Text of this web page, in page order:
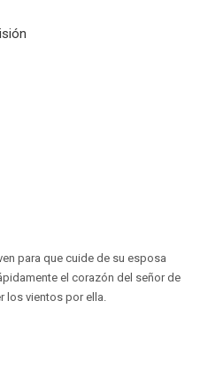
para que cuide de su esposa
el corazón del señor de
los vientos por ella.